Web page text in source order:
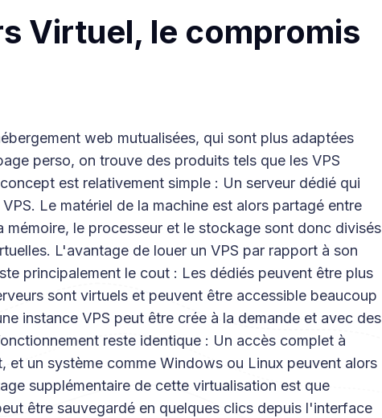
Virtuel, le compromis
web mutualisées, qui sont plus adaptées
perso, on trouve des produits tels que les VPS
est relativement simple : Un serveur dédié qui
Le matériel de la machine est alors partagé entre
mémoire, le processeur et le stockage sont donc divisés
L'avantage de louer un VPS par rapport à son
principalement le cout : Les dédiés peuvent être plus
sont virtuels et peuvent être accessible beaucoup
instance VPS peut être crée à la demande et avec des
reste identique : Un accès complet à
et un système comme Windows ou Linux peuvent alors
supplémentaire de cette virtualisation est que
être sauvegardé en quelques clics depuis l'interface